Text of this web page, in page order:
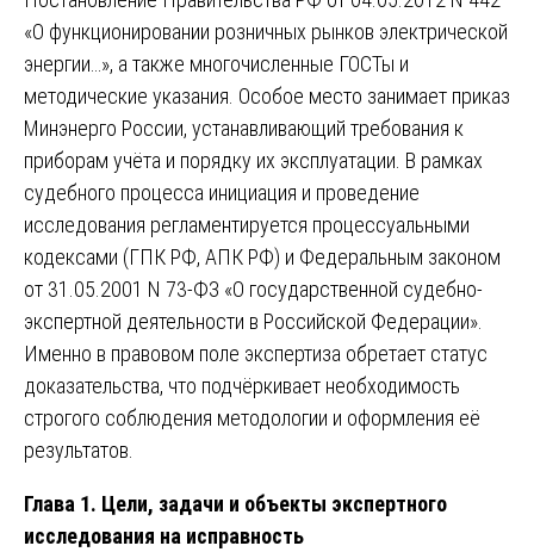
«О функционировании розничных рынков электрической
энергии…», а также многочисленные ГОСТы и
методические указания. Особое место занимает приказ
Минэнерго России, устанавливающий требования к
приборам учёта и порядку их эксплуатации. В рамках
судебного процесса инициация и проведение
исследования регламентируется процессуальными
кодексами (ГПК РФ, АПК РФ) и Федеральным законом
от 31.05.2001 N 73-ФЗ «О государственной судебно-
экспертной деятельности в Российской Федерации».
Именно в правовом поле экспертиза обретает статус
доказательства, что подчёркивает необходимость
строгого соблюдения методологии и оформления её
результатов.
Глава 1. Цели, задачи и объекты экспертного
исследования на исправность